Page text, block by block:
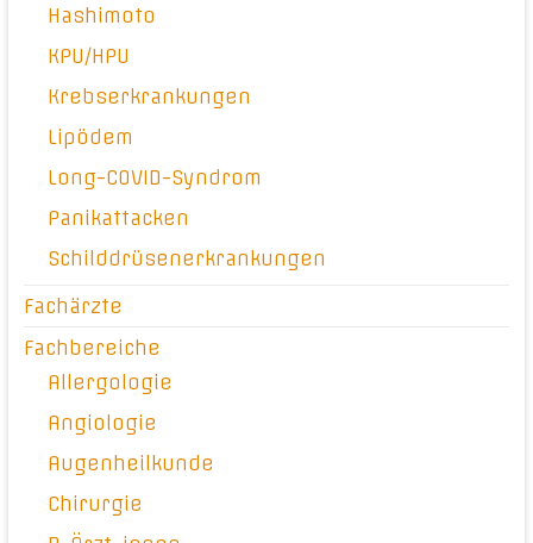
Hashimoto
KPU/HPU
Krebserkrankungen
Lipödem
Long-COVID-Syndrom
Panikattacken
Schilddrüsenerkrankungen
Fachärzte
Fachbereiche
Allergologie
Angiologie
Augenheilkunde
Chirurgie